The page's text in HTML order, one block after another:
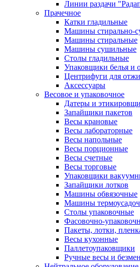
Линии раздачи
Прачечное
Катки гладильные
Машины стирально-
Машины стиральные
Машины сушильные
Столы гладильные
Упаковщики белья и
Центрифуги для
Аксессуары
Весовое и упаковочное
Датеры и
Запайщики пакетов
Весы крановые
Весы лабораторные
Весы напольные
Весы порционные
Весы счетные
Весы торговые
Упаковщики
Запайщики лотков
Машины обвязочные
Машины
Столы упаковочные
Фасовочно-
Пакеты, лотки,
Весы кухонные
Паллетоупаковщики
Ручные весы и